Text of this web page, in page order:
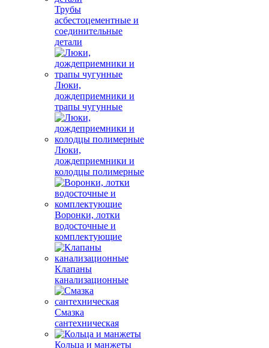
Трубы
асбестоцементные и
соединительные
детали
Люки,
дождеприемники и
трапы чугунные
Люки,
дождеприемники и
колодцы полимерные
Воронки, лотки
водосточные и
комплектующие
Клапаны
канализационные
Смазка
сантехническая
Кольца и манжеты